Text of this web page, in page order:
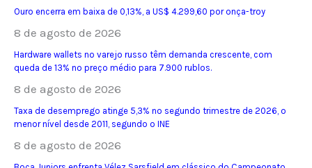
Ouro encerra em baixa de 0,13%, a US$ 4.299,60 por onça-troy
8 de agosto de 2026
Hardware wallets no varejo russo têm demanda crescente, com
queda de 13% no preço médio para 7.900 rublos.
8 de agosto de 2026
Taxa de desemprego atinge 5,3% no segundo trimestre de 2026, o
menor nível desde 2011, segundo o INE
8 de agosto de 2026